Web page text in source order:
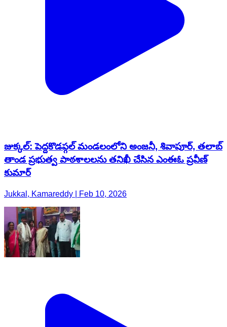
జుక్కల్: పెద్దకొడప్గల్ మండలంలోని అంజనీ, శివాపూర్, తలాబ్
తాండ ప్రభుత్వ పాఠశాలలను తనిఖీ చేసిన ఎంఈఓ ప్రవీణ్
కుమార్
Jukkal, Kamareddy | Feb 10, 2026